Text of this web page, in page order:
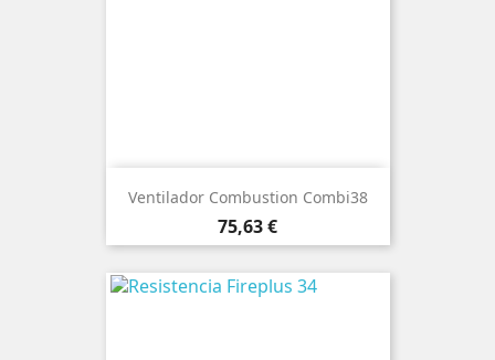
Ventilador Combustion Combi38
Precio
75,63 €